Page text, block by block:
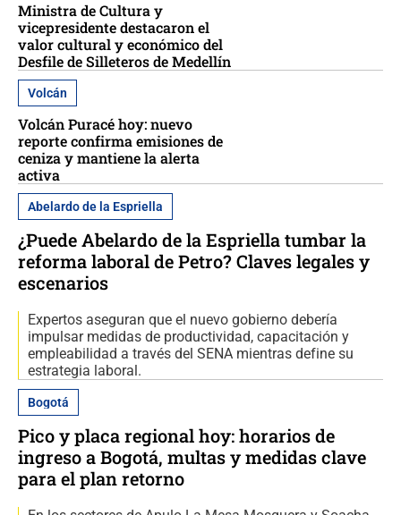
Ministra de Cultura y
vicepresidente destacaron el
valor cultural y económico del
Desfile de Silleteros de Medellín
Volcán
Volcán Puracé hoy: nuevo
reporte confirma emisiones de
ceniza y mantiene la alerta
activa
Abelardo de la Espriella
¿Puede Abelardo de la Espriella tumbar la
reforma laboral de Petro? Claves legales y
escenarios
Expertos aseguran que el nuevo gobierno debería
impulsar medidas de productividad, capacitación y
empleabilidad a través del SENA mientras define su
estrategia laboral.
Bogotá
Pico y placa regional hoy: horarios de
ingreso a Bogotá, multas y medidas clave
para el plan retorno